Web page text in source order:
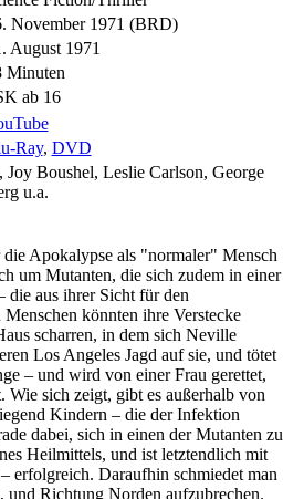
November 1971 (BRD)
August 1971
Minuten
ab 16
Ray, DVD
Boushel, Leslie Carlson, George
u.a.
Apokalypse als "normaler" Mensch
um Mutanten, die sich zudem in einer
die aus ihrer Sicht für den
könnten ihre Verstecke
scharren, in dem sich Neville
Los Angeles Jagd auf sie, und tötet
– und wird von einer Frau gerettet,
Wie sich zeigt, gibt es außerhalb von
Kindern – die der Infektion
dabei, sich in einen der Mutanten zu
Heilmittels, und ist letztendlich mit
erfolgreich. Daraufhin schmiedet man
Richtung Norden aufzubrechen.